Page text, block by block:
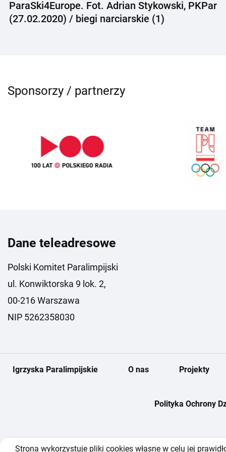
ParaSki4Europe. Fot. Adrian Stykowski, PKPar
(27.02.2020) / biegi narciarskie (1)
Sponsorzy / partnerzy
Dane teleadresowe
Polski Komitet Paralimpijski
ul. Konwiktorska 9 lok. 2,
00-216 Warszawa
NIP 5262358030
Igrzyska Paralimpijskie O nas Projekty
Polityka Ochrony
Strona wykorzystuje pliki cookies własne w celu jej